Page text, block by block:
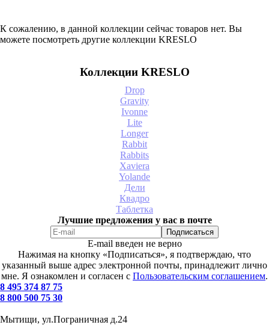
К сожалению, в данной коллекции сейчас товаров нет. Вы
можете посмотреть другие коллекции KRESLO
Коллекции KRESLO
Drop
Gravity
Ivonne
Lite
Longer
Rabbit
Rabbits
Xaviera
Yolande
Дели
Квадро
Таблетка
Лучшие предложения у вас в почте
E-mail введен не верно
Нажимая на кнопку «Подписаться», я подтверждаю, что
указанный выше адрес электронной почты, принадлежит лично
мне. Я ознакомлен и согласен с Пользовательским соглашением.
8 495 374 87 75
8 800 500 75 30
Мытищи, ул.Пограничная д.24